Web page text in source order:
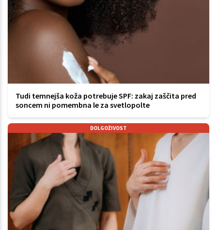
Tudi temnejša koža potrebuje SPF: zakaj zaščita pred
soncem ni pomembna le za svetlopolte
DOLGOŽIVOST